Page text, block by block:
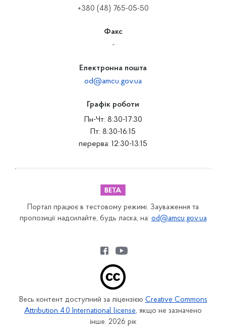
+380 (48) 765-05-50
Факс
-
Електронна пошта
od@amcu.gov.ua
Графік роботи
Пн-Чт: 8:30-17:30
Пт: 8:30-16:15
перерва: 12:30-13:15
Портал працює в тестовому режимі. Зауваження та
пропозиції надсилайте, будь ласка, на: od@amcu.gov.ua
Весь контент доступний за ліцензією Creative Commons
Attribution 4.0 International license, якщо не зазначено
інше. 2026 рік